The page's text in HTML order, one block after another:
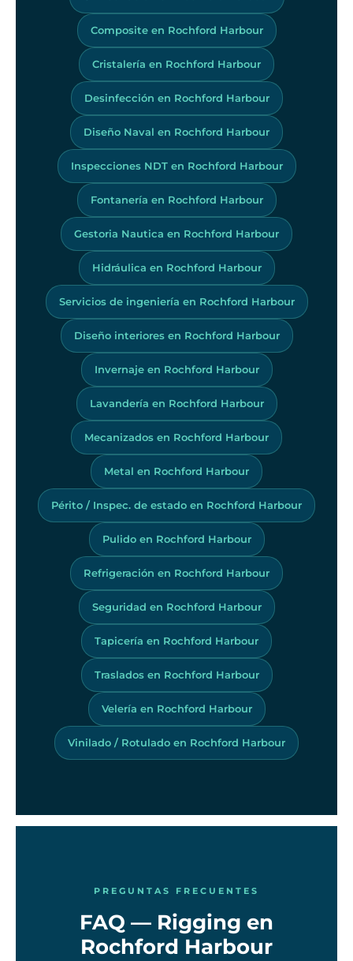
Composite en Rochford Harbour
Cristalería en Rochford Harbour
Desinfección en Rochford Harbour
Diseño Naval en Rochford Harbour
Inspecciones NDT en Rochford Harbour
Fontanería en Rochford Harbour
Gestoria Nautica en Rochford Harbour
Hidráulica en Rochford Harbour
Servicios de ingeniería en Rochford Harbour
Diseño interiores en Rochford Harbour
Invernaje en Rochford Harbour
Lavandería en Rochford Harbour
Mecanizados en Rochford Harbour
Metal en Rochford Harbour
Périto / Inspec. de estado en Rochford Harbour
Pulido en Rochford Harbour
Refrigeración en Rochford Harbour
Seguridad en Rochford Harbour
Tapicería en Rochford Harbour
Traslados en Rochford Harbour
Velería en Rochford Harbour
Vinilado / Rotulado en Rochford Harbour
PREGUNTAS FRECUENTES
FAQ — Rigging en
Rochford Harbour